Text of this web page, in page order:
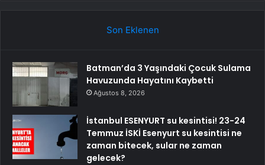
Son Eklenen
Batman’da 3 Yaşındaki Çocuk Sulama
Havuzunda Hayatını Kaybetti
Ağustos 8, 2026
İstanbul ESENYURT su kesintisi! 23-24
Temmuz İSKİ Esenyurt su kesintisi ne
zaman bitecek, sular ne zaman
gelecek?